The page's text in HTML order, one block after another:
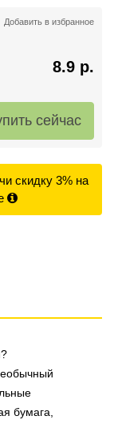
Добавить в избранное
8.9 р.
скидку 3% на
бумага,